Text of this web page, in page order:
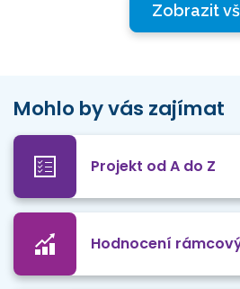
Zobrazit
Mohlo by vás zajímat
Projekt od A do Z
Hodnocení